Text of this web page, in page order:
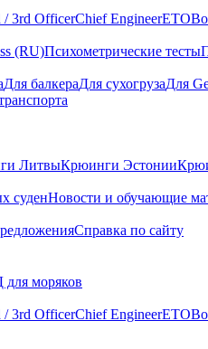
/ 3rd OfficerChief EngineerETO
(RU)Психометрические тесты
Для балкераДля сухогрузаДля
ЛитвыКрюинги Эстонии
суденНовости и обучающие
Справка по сайту
моряков
/ 3rd OfficerChief EngineerETO